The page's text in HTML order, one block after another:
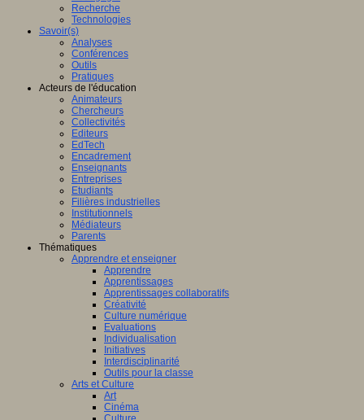
Recherche
Technologies
Savoir(s)
Analyses
Conférences
Outils
Pratiques
Acteurs de l'éducation
Animateurs
Chercheurs
Collectivités
Editeurs
EdTech
Encadrement
Enseignants
Entreprises
Etudiants
Filières industrielles
Institutionnels
Médiateurs
Parents
Thématiques
Apprendre et enseigner
Apprendre
Apprentissages
Apprentissages collaboratifs
Créativité
Culture numérique
Evaluations
Individualisation
Initiatives
Interdisciplinarité
Outils pour la classe
Arts et Culture
Art
Cinéma